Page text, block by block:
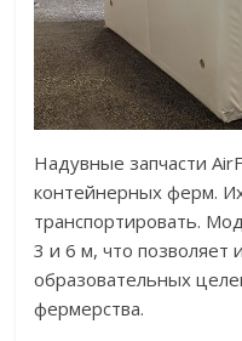
Надувные запчасти
контейнерных ферм.
транспортировать.
3 и 6 м, что позволяет
образовательных
фермерства.